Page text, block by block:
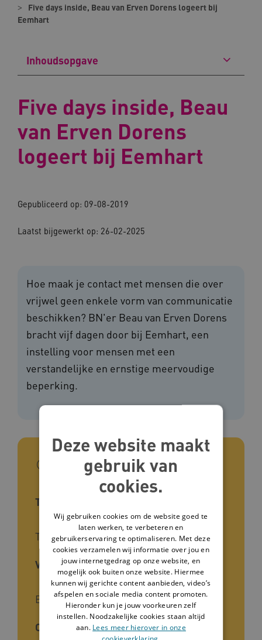
Five days inside, Beau van Erven Dorens logeert bij
Eemhart
Inhoudsopgave
Five days inside, Beau
van Erven Dorens
logeert bij Eemhart
Gepubliceerd op: 09-08-2019
Laatst bijgewerkt op: 26-02-2025
Hoe maak je contact met mensen die over
vrijwel geen enkele vorm van communicatie
beschikken? BN'er Beau van Erven Dorens
bracht vijf dagen door bij Eemhart, een
instelling voor mensen met een
verstandelijke en ernstige meervoudige
beperking.
In het kort
Type tool
Theater, Leidraad
Voor wie
Begeleiders
Cliëntgroep
Deze website maakt
gebruik van
cookies.
Wij gebruiken cookies om de website goed te
laten werken, te verbeteren en
gebruikerservaring te optimaliseren. Met deze
cookies verzamelen wij informatie over jou en
jouw internetgedrag op onze website, en
mogelijk ook buiten onze website. Hiermee
kunnen wij gerichte content aanbieden, video’s
afspelen en sociale media content promoten.
Hieronder kun je jouw voorkeuren zelf
instellen. Noodzakelijke cookies staan altijd
aan. Lees meer hierover in onze